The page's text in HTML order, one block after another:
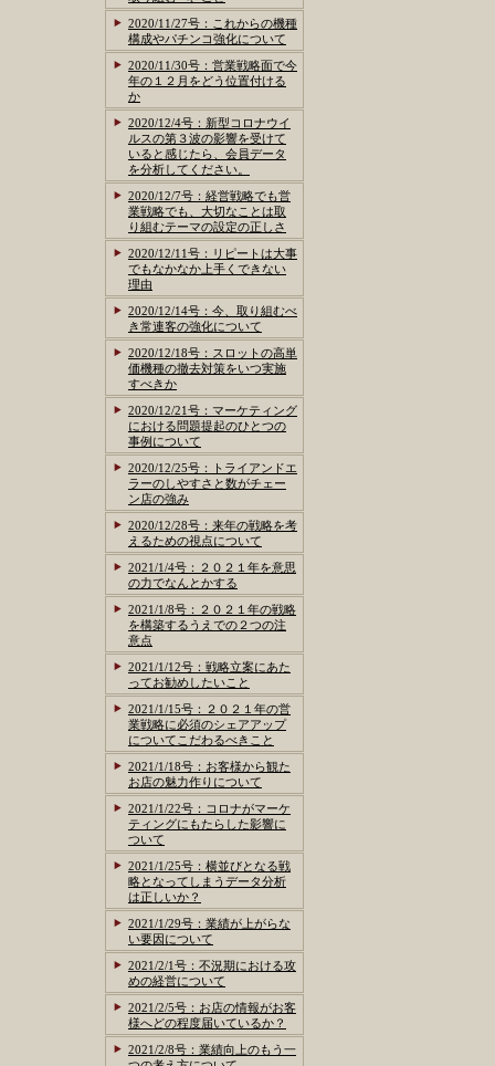
2020/11/27号：これからの機種
構成やパチンコ強化について
2020/11/30号：営業戦略面で今
年の１２月をどう位置付ける
か
2020/12/4号：新型コロナウイ
ルスの第３波の影響を受けて
いると感じたら、会員データ
を分析してください。
2020/12/7号：経営戦略でも営
業戦略でも、大切なことは取
り組むテーマの設定の正しさ
2020/12/11号：リピートは大事
でもなかなか上手くできない
理由
2020/12/14号：今、取り組むべ
き常連客の強化について
2020/12/18号：スロットの高単
価機種の撤去対策をいつ実施
すべきか
2020/12/21号：マーケティング
における問題提起のひとつの
事例について
2020/12/25号：トライアンドエ
ラーのしやすさと数がチェー
ン店の強み
2020/12/28号：来年の戦略を考
えるための視点について
2021/1/4号：２０２１年を意思
の力でなんとかする
2021/1/8号：２０２１年の戦略
を構築するうえでの２つの注
意点
2021/1/12号：戦略立案にあた
ってお勧めしたいこと
2021/1/15号：２０２１年の営
業戦略に必須のシェアアップ
についてこだわるべきこと
2021/1/18号：お客様から観た
お店の魅力作りについて
2021/1/22号：コロナがマーケ
ティングにもたらした影響に
ついて
2021/1/25号：横並びとなる戦
略となってしまうデータ分析
は正しいか？
2021/1/29号：業績が上がらな
い要因について
2021/2/1号：不況期における攻
めの経営について
2021/2/5号：お店の情報がお客
様へどの程度届いているか？
2021/2/8号：業績向上のもう一